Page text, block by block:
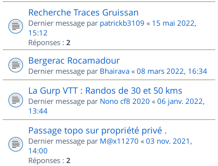
Recherche Traces Gruissan
Dernier message par patrickb3109 « 15 mai 2022,
15:12
Réponses : 2
Bergerac Rocamadour
Dernier message par Bhairava « 08 mars 2022, 16:34
La Gurp VTT : Randos de 30 et 50 kms
Dernier message par Nono cf8 2020 « 06 janv. 2022,
13:44
Passage topo sur propriété privé .
Dernier message par M@x11270 « 03 nov. 2021,
14:00
Réponses : 2